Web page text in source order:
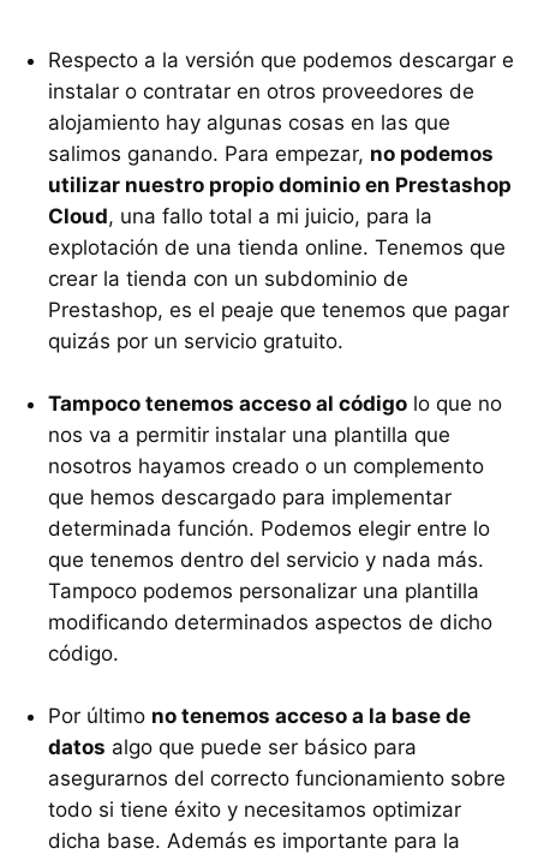
Respecto a la versión que podemos descargar e
instalar o contratar en otros proveedores de
alojamiento hay algunas cosas en las que
salimos ganando. Para empezar, no podemos
utilizar nuestro propio dominio en Prestashop
Cloud, una fallo total a mi juicio, para la
explotación de una tienda online. Tenemos que
crear la tienda con un subdominio de
Prestashop, es el peaje que tenemos que pagar
quizás por un servicio gratuito.
Tampoco tenemos acceso al código lo que no
nos va a permitir instalar una plantilla que
nosotros hayamos creado o un complemento
que hemos descargado para implementar
determinada función. Podemos elegir entre lo
que tenemos dentro del servicio y nada más.
Tampoco podemos personalizar una plantilla
modificando determinados aspectos de dicho
código.
Por último no tenemos acceso a la base de
datos algo que puede ser básico para
asegurarnos del correcto funcionamiento sobre
todo si tiene éxito y necesitamos optimizar
dicha base. Además es importante para la